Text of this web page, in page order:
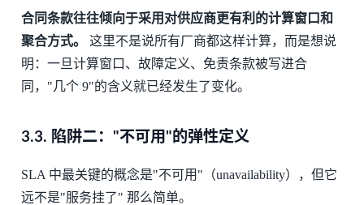
合同条款往往倾向于采用对供应商更有利的计算窗口和
聚合方式。
这里不是说所有厂商都这样计算，而是想说
明：一旦计算窗口、故障定义、免责条款被写进合
同，"几个 9"的含义就已经发生了变化。
3.3. 陷阱二："不可用"的弹性定义
SLA 中最关键的概念是"不可用"（unavailability），但它
远不是"服务挂了" 那么简单。